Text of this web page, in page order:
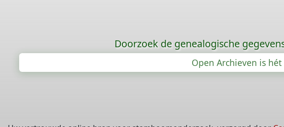
Doorzoek de genealogische
Open Archieven is